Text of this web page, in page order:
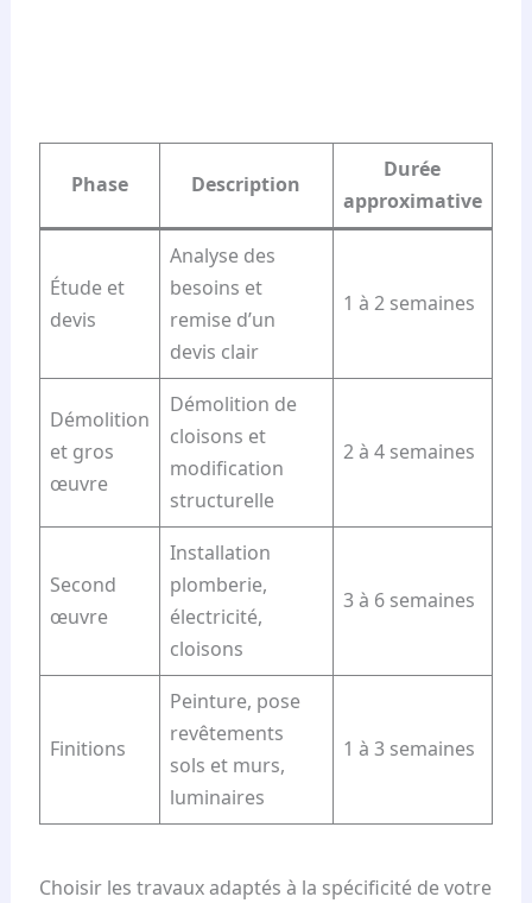
Phase Description
Durée
approximative
Étude et
devis
Analyse des
besoins et
remise d’un
devis clair
1 à 2 semaines
Démolition
et gros
œuvre
Démolition de
cloisons et
modification
structurelle
2 à 4 semaines
Second
œuvre
Installation
plomberie,
électricité,
cloisons
3 à 6 semaines
Finitions
Peinture, pose
revêtements
sols et murs,
luminaires
1 à 3 semaines
Choisir les travaux adaptés à la spécificité de votre